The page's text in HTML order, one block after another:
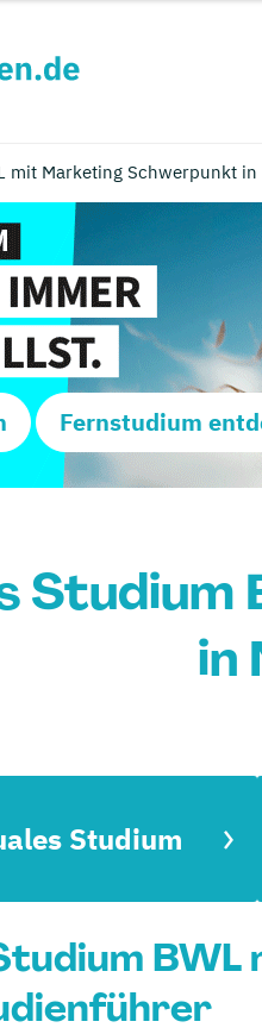
mit Marketing Schwerpunkt
Fernstudium
in
Studium